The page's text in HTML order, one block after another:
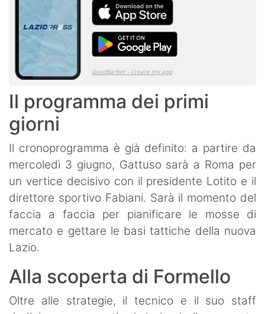
Il programma dei primi
giorni
Il cronoprogramma è già definito: a partire da
mercoledì 3 giugno, Gattuso sarà a Roma per
un vertice decisivo con il presidente Lotito e il
direttore sportivo Fabiani. Sarà il momento del
faccia a faccia per pianificare le mosse di
mercato e gettare le basi tattiche della nuova
Lazio.
Alla scoperta di Formello
Oltre alle strategie, il tecnico e il suo staff